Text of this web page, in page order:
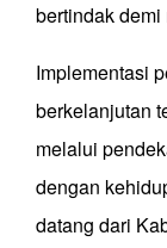
bertindak
Implementasi
berkelanjutan
melalui
dengan
datang dari